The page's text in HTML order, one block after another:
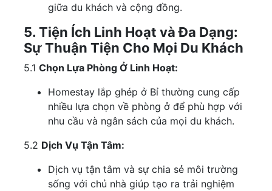
giữa du khách và cộng đồng.
5. Tiện Ích Linh Hoạt và Đa Dạng:
Sự Thuận Tiện Cho Mọi Du Khách
5.1 Chọn Lựa Phòng Ở Linh Hoạt:
Homestay lắp ghép ở Bỉ thường cung cấp
nhiều lựa chọn về phòng ở để phù hợp với
nhu cầu và ngân sách của mọi du khách.
5.2 Dịch Vụ Tận Tâm:
Dịch vụ tận tâm và sự chia sẻ môi trường
sống với chủ nhà giúp tạo ra trải nghiệm